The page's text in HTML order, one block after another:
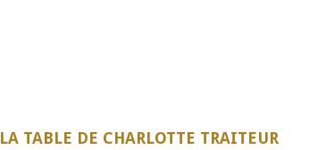
LA TABLE DE CHARLOTTE TRAITEUR